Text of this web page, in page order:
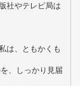
社やテレビ局は
は、ともかくも
、しっかり見届